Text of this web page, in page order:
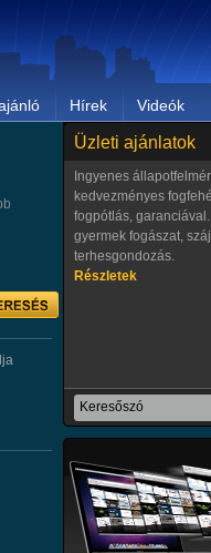
Hírek Videók
Üzleti ajánlatok
Részletek
Ingyenes
kedvezményes
fogpótlás,
gyermek fogászat,
terhesgondozás.
Részletek
Alábbi fuvarozói
árajánlatokat: - II.
tégla)
az Erőd utcába
meszet, cementet
Részletek